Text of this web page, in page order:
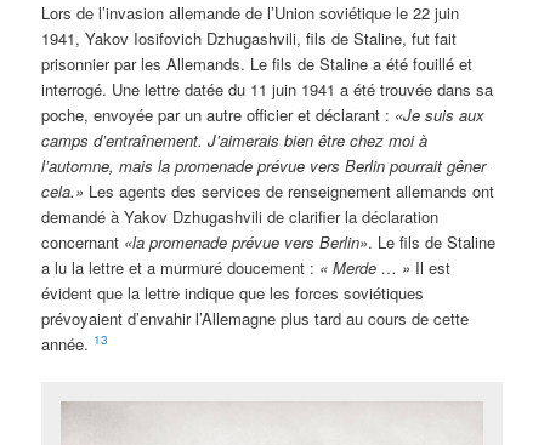
Lors de l’invasion allemande de l’Union soviétique le 22 juin
1941, Yakov Iosifovich Dzhugashvili, fils de Staline, fut fait
prisonnier par les Allemands. Le fils de Staline a été fouillé et
interrogé. Une lettre datée du 11 juin 1941 a été trouvée dans sa
poche, envoyée par un autre officier et déclarant : «Je suis aux
camps d’entraînement. J’aimerais bien être chez moi à
l’automne, mais la promenade prévue vers Berlin pourrait gêner
cela.» Les agents des services de renseignement allemands ont
demandé à Yakov Dzhugashvili de clarifier la déclaration
concernant «la promenade prévue vers Berlin». Le fils de Staline
a lu la lettre et a murmuré doucement : « Merde … » Il est
évident que la lettre indique que les forces soviétiques
prévoyaient d’envahir l’Allemagne plus tard au cours de cette
année. 13